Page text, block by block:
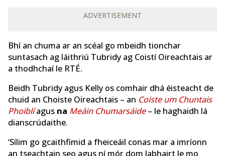
ADVERTISEMENT
Bhí an chuma ar an scéal go mbeidh tionchar
suntasach ag láithriú Tubridy ag Coistí Oireachtais ar
a thodhchaí le RTÉ.
Beidh Tubridy agus Kelly os comhair dhá éisteacht de
chuid an Choiste Oireachtais – an Coiste um Chuntais
Phoiblíagus na Meáin Chumarsáide– le haghaidh lá
dianscrúdaithe.
‘Sílim go gcaithfimid a fheiceáil conas mar a imríonn
an tseachtain seo agus ní mór dom labhairt le mo